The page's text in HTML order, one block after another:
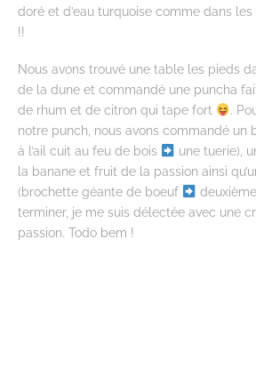
doré et d’eau turquoise comme dans
!!
Nous avons trouvé une table les pieds
de la dune et commandé une puncha
de rhum et de citron qui tape fort
.
notre punch, nous avons commandé un
à l’ail cuit au feu de bois
une tuerie),
la banane et fruit de la passion ainsi
(brochette géante de boeuf
terminer, je me suis délectée avec une
passion. Todo bem !